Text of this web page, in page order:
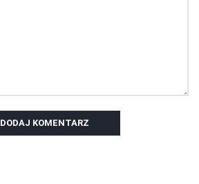
DODAJ KOMENTARZ